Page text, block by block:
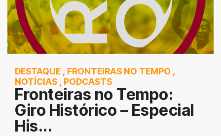
DESTAQUE , FRONTEIRAS NO TEMPO ,
NOTÍCIAS , PODCASTS
Fronteiras no Tempo:
Giro Histórico – Especial
His...